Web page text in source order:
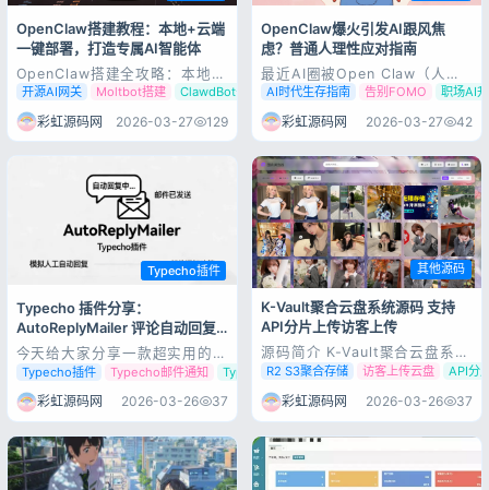
OpenClaw搭建教程：本地+云端
一键部署，打造专属AI智能体
OpenClaw搭建全攻略：本地
+云端一键部署，打造你的AI智
能体🦞 OpenClaw（曾用名
ClawdBot、Moltbot）是一款
开源AI智能体网关，主打本地优
自动化、消息收发等...
开源AI网关 Moltbot搭建 ClawdBot安装
彩虹源码网 2026-03-27 129
OpenClaw爆火引发AI跟风焦
虑？普通人理性应对指南
最近AI圈被Open Claw（人称
“小龙虾”）刷屏，GitHub星标
破20万，从极客圈火到职场
人，人人都在聊“本地部署”“AI
动手干活”。但热度背后，是弥
不学就落后？新工具层出不穷，
到底该追哪个？ 先看清：Op...
AI时代生存指南 告别FOMO 职场AI
彩虹源码网 2026-03-27 42
Typecho插件
Typecho 插件分享：
AutoReplyMailer 评论自动回复
+ 邮件通知
今天给大家分享一款超实用的
Typecho 小插件——
AutoReplyMailer，一键实现
评论自动回复 + 邮件双向通
知，懒人站长必备。 插件功能
术，可设置延迟回复​ 邮件通
知：用户收到回复会发邮件提醒​
...
Typecho插件 Typecho邮件通知 Typecho评论插件
彩虹源码网 2026-03-26 37
其他源码
K-Vault聚合云盘系统源码 支持
API分片上传访客上传
源码简介 K-Vault聚合云盘系统
源码支持API分片、访客上传 这
是一款基于Cloudflare 的
Serverless 聚合云盘。以
telegram 为核心（支持
展），并全面兼容 R2、S3、
Di...
R2 S3聚合存储 访客上传云盘 API分
彩虹源码网 2026-03-26 37
登录
没有账号？立即注册